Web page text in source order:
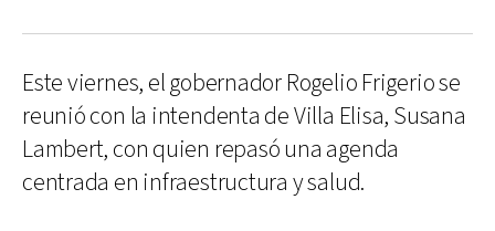
Este viernes, el gobernador Rogelio Frigerio se
reunió con la intendenta de Villa Elisa, Susana
Lambert, con quien repasó una agenda
centrada en infraestructura y salud.